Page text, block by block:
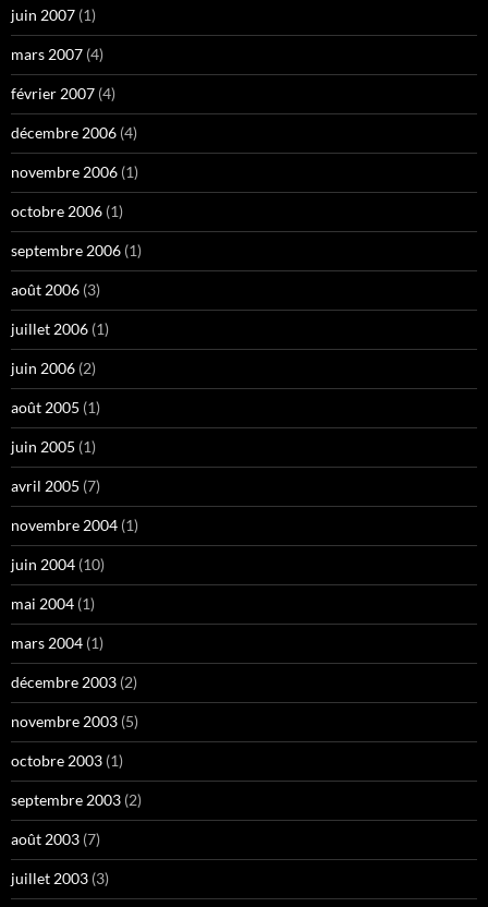
juin 2007 (1)
mars 2007 (4)
février 2007 (4)
décembre 2006 (4)
novembre 2006 (1)
octobre 2006 (1)
septembre 2006 (1)
août 2006 (3)
juillet 2006 (1)
juin 2006 (2)
août 2005 (1)
juin 2005 (1)
avril 2005 (7)
novembre 2004 (1)
juin 2004 (10)
mai 2004 (1)
mars 2004 (1)
décembre 2003 (2)
novembre 2003 (5)
octobre 2003 (1)
septembre 2003 (2)
août 2003 (7)
juillet 2003 (3)